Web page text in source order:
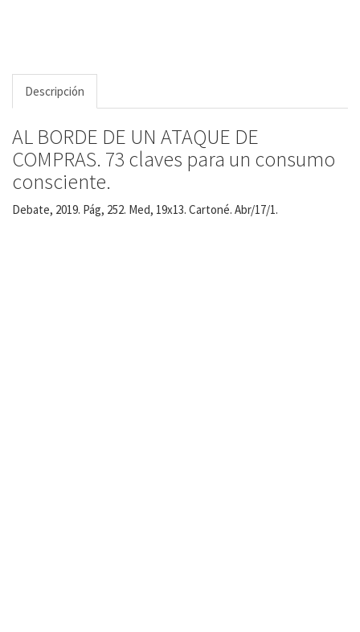
Descripción
AL BORDE DE UN ATAQUE DE
COMPRAS. 73 claves para un consumo
consciente.
Debate, 2019. Pág, 252. Med, 19x13. Cartoné. Abr/17/1.